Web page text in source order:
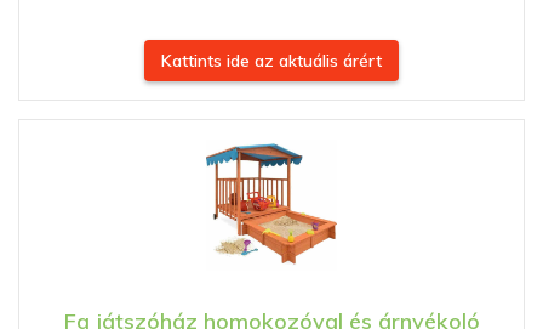
Kattints ide az aktuális árért
Fa játszóház homokozóval és árnyékoló